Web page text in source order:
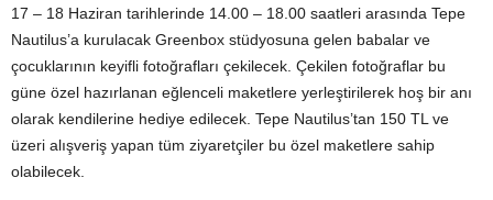
17 – 18 Haziran tarihlerinde 14.00 – 18.00 saatleri arasında Tepe
Nautilus’a kurulacak Greenbox stüdyosuna gelen babalar ve
çocuklarının keyifli fotoğrafları çekilecek. Çekilen fotoğraflar bu
güne özel hazırlanan eğlenceli maketlere yerleştirilerek hoş bir anı
olarak kendilerine hediye edilecek. Tepe Nautilus’tan 150 TL ve
üzeri alışveriş yapan tüm ziyaretçiler bu özel maketlere sahip
olabilecek.